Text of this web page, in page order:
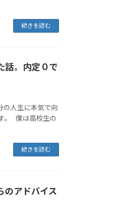
続きを読む
話。内定０で
人生に本気で向
。 僕は高校生の
続きを読む
のアドバイス